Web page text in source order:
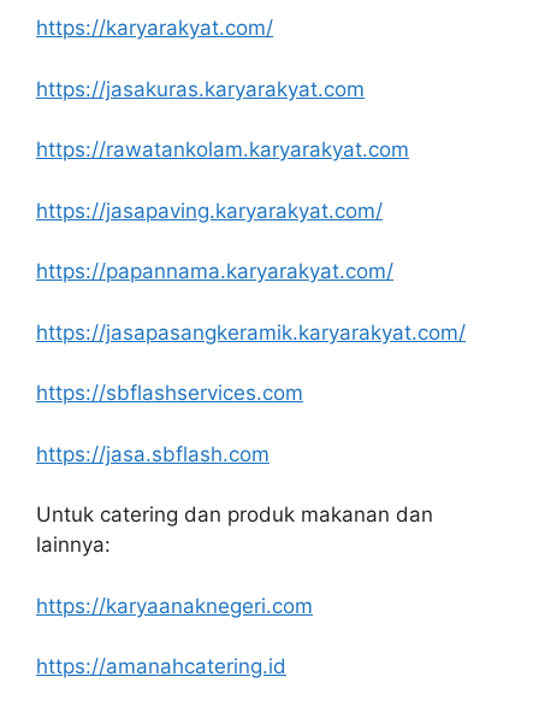
https://karyarakyat.com/
https://jasakuras.karyarakyat.com
https://rawatankolam.karyarakyat.com
https://jasapaving.karyarakyat.com/
https://papannama.karyarakyat.com/
https://jasapasangkeramik.karyarakyat.com/
https://sbflashservices.com
https://jasa.sbflash.com
Untuk catering dan produk makanan dan
lainnya:
https://karyaanaknegeri.com
https://amanahcatering.id